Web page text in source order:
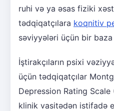
ruhi və ya əsas fiziki
tədqiqatçılara koqnitiv
səviyyələri üçün bir
İştirakçıların psixi
üçün tədqiqatçılar
Depression Rating Scale
klinik vasitədən istifadə